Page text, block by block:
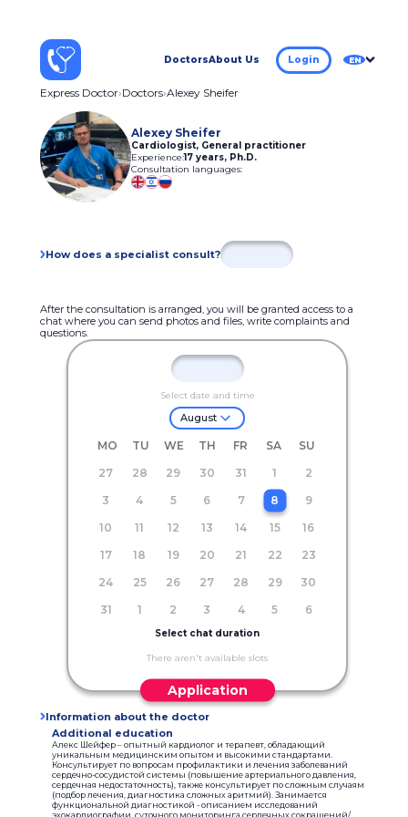
DoctorsAbout Us Login EN
Express Doctor Doctors Alexey Sheifer
Alexey Sheifer
Cardiologist, General practitioner
Experience:17 years, Ph.D.
Consultation languages:
How does a specialist consult?
After the consultation is arranged, you will be granted access to a
chat where you can send photos and files, write complaints and
questions.
Select date and time
August
MO TU WE TH FR SA
SU
27
28 29 30 31 1
2
3
4 5 6 7 8
9
10
11 12 13 14 15
16
17
18 19 20 21 22
23
24
25 26 27 28 29
30
31
1 2 3 4 5 6
Select chat duration
There aren't available slots
Application
Information about the doctor
Additional education
Алекс Шейфер – опытный кардиолог и терапевт, обладающий
уникальным медицинским опытом и высокими стандартами.
Консультирует по вопросам профилактики и лечения заболеваний
сердечно-сосудистой системы (повышение артериального давления,
сердечная недостаточность), также консультирует по сложным случаям
(подбор лечения, диагностика сложных аритмий). Занимается
функциональной диагностикой - описанием исследований
эхокардиографии, суточного мониторинга сердечных сокращений/